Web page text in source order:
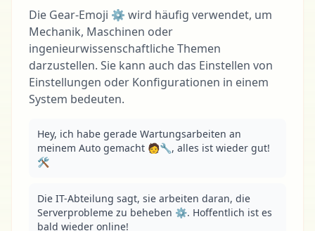
Die Gear-Emoji ⚙ wird häufig verwendet, um
Mechanik, Maschinen oder
ingenieurwissenschaftliche Themen
darzustellen. Sie kann auch das Einstellen von
Einstellungen oder Konfigurationen in einem
System bedeuten.
Hey, ich habe gerade Wartungsarbeiten an
meinem Auto gemacht 🧑🔧, alles ist wieder gut!
🛠️
Die IT-Abteilung sagt, sie arbeiten daran, die
Serverprobleme zu beheben ⚙. Hoffentlich ist es
bald wieder online!